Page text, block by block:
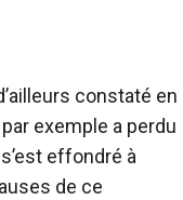
constaté en
exemple a perdu
effondré à
de ce